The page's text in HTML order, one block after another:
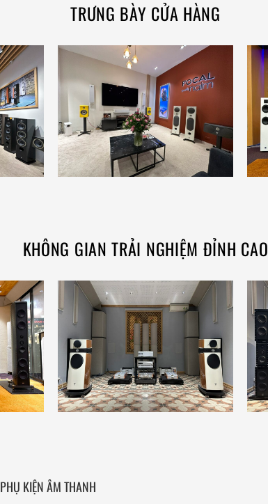
TRƯNG BÀY CỬA HÀNG
KHÔNG GIAN TRẢI NGHIỆM ĐỈNH CAO
PHỤ KIỆN ÂM THANH